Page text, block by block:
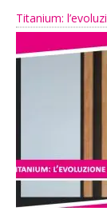
Titanium: